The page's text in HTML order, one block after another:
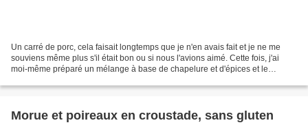
Un carré de porc, cela faisait longtemps que je n'en avais fait et je ne me
souviens même plus s'il était bon ou si nous l'avions aimé. Cette fois, j'ai
moi-même préparé un mélange à base de chapelure et d'épices et le
Morue et poireaux en croustade, sans gluten